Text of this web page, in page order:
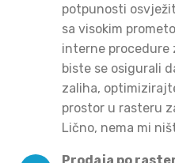
potpunosti
sa visokim
interne procedure
biste se osigurali
zaliha,
prostor u rasteru
Lično, nema mi